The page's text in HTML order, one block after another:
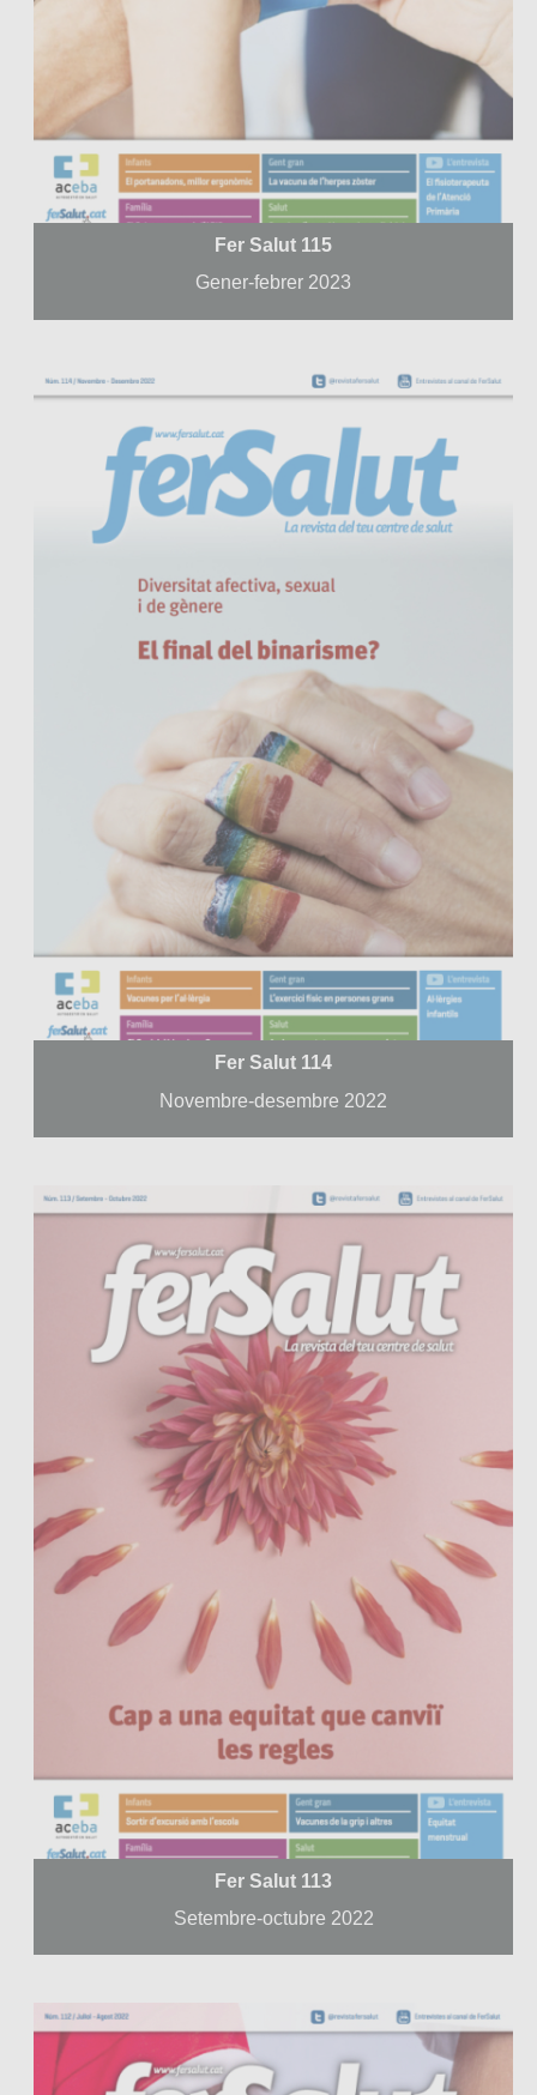
Fer Salut 115
Gener-febrer 2023
Fer Salut 114
Novembre-desembre 2022
Fer Salut 113
Setembre-octubre 2022